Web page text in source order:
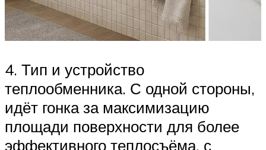
4. Тип и устройство
теплообменника. С одной стороны,
идёт гонка за максимизацию
площади поверхности для более
эффективного теплосъёма, с